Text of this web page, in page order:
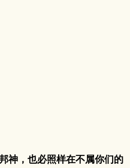
神，也必照样在不属你们的